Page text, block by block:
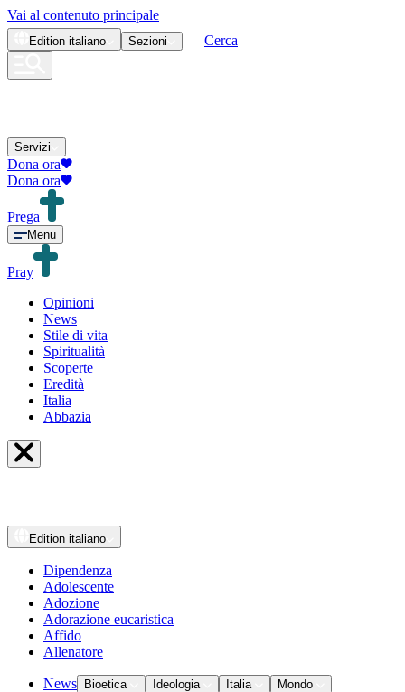
Vai al contenuto principale
Edition italiano Sezioni Cerca
Servizi
Dona ora
Dona ora
Prega
Menu
Pray
Opinioni
News
Stile di vita
Spiritualità
Scoperte
Eredità
Italia
Abbazia
Edition italiano
Dipendenza
Adolescente
Adozione
Adorazione eucaristica
Affido
Allenatore
News Bioetica Ideologia Italia
Mondo